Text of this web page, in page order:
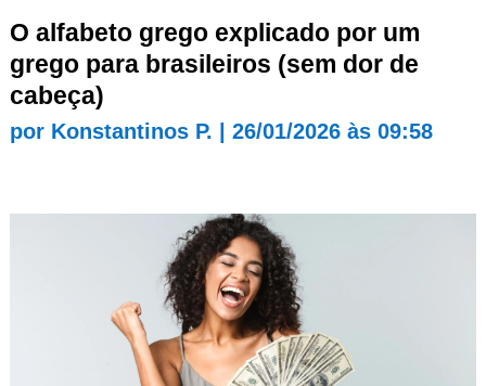
O alfabeto grego explicado por um
grego para brasileiros (sem dor de
cabeça)
por Konstantinos P. 26/01/2026 às 09:58